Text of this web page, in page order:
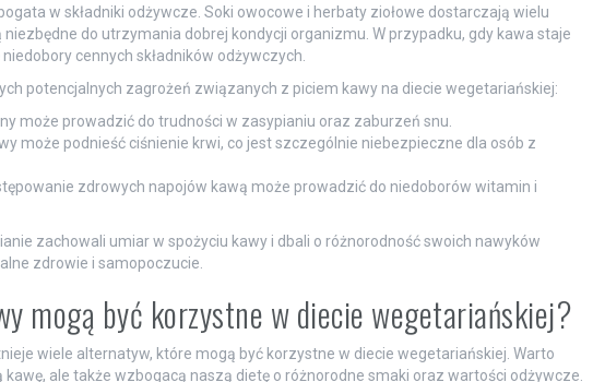
w składniki odżywcze. Soki owocowe i herbaty ziołowe dostarczają wielu
do utrzymania dobrej kondycji organizmu. W przypadku, gdy kawa staje
cennych składników odżywczych.
potencjalnych zagrożeń związanych z piciem kawy na diecie wegetariańskiej:
może prowadzić do trudności w zasypianiu oraz zaburzeń snu.
może podnieść ciśnienie krwi, co jest szczególnie niebezpieczne dla osób z
zdrowych napojów kawą może prowadzić do niedoborów witamin i
zachowali umiar w spożyciu kawy i dbali o różnorodność swoich nawyków
zdrowie i samopoczucie.
mogą być korzystne w diecie wegetariańskiej?
wiele alternatyw, które mogą być korzystne w diecie wegetariańskiej. Warto
ale także wzbogacą naszą dietę o różnorodne smaki oraz wartości odżywcze.